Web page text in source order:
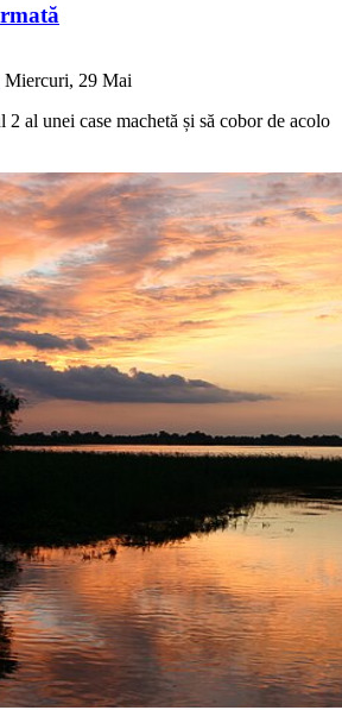
Miercuri, 29 Mai
2 al unei case machetă și să cobor de acolo